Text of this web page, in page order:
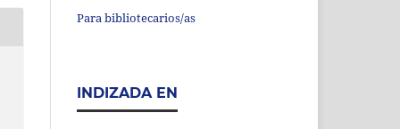
Para bibliotecarios/as
INDIZADA EN